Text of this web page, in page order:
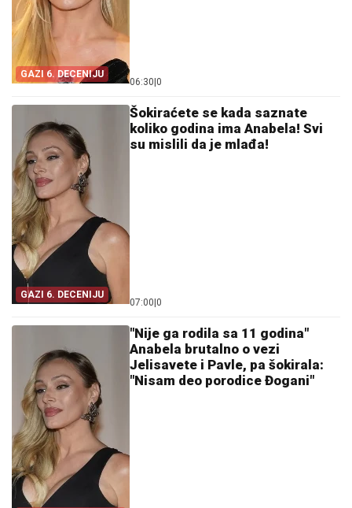
GAZI 6. DECENIJU
06:30|0
GAZI 6. DECENIJU
Šokiraćete se kada saznate
koliko godina ima Anabela! Svi
su mislili da je mlađa!
07:00|0
"Nije ga rodila sa 11 godina"
Anabela brutalno o vezi
Jelisavete i Pavle, pa šokirala:
"Nisam deo porodice Đogani"